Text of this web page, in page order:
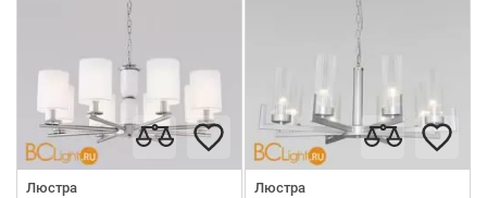
Люстра
Люстра